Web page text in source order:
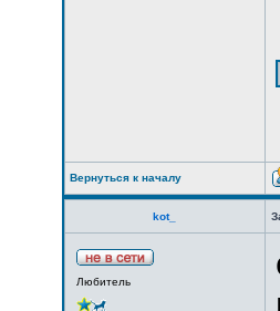
Вернуться к началу
kot_
Любитель